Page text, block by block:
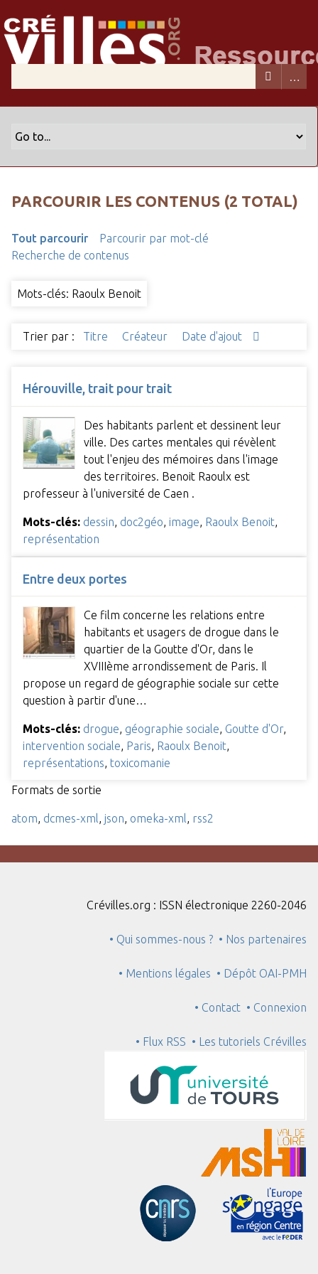
PARCOURIR LES CONTENUS (2 TOTAL)
Tout parcourir
Parcourir par mot-clé
Recherche de contenus
Mots-clés: Raoulx Benoit
Trier par : Titre Créateur Date d'ajout
Hérouville, trait pour trait
Des habitants parlent et dessinent leur
ville. Des cartes mentales qui révèlent
tout l'enjeu des mémoires dans l'image
des territoires. Benoit Raoulx est
professeur à l'université de Caen .
Mots-clés: dessin doc2géo image Raoulx Benoit
représentation
Entre deux portes
Ce film concerne les relations entre
habitants et usagers de drogue dans le
quartier de la Goutte d'Or, dans le
XVIIIème arrondissement de Paris. Il
propose un regard de géographie sociale sur cette
question à partir d'une…
Mots-clés: drogue, géographie sociale, Goutte d'Or,
intervention sociale, Paris, Raoulx Benoit,
représentations, toxicomanie
Formats de sortie
atom, dcmes-xml, json, omeka-xml, rss2
Crévilles.org : ISSN électronique 2260-2046
• Qui sommes-nous ? • Nos partenaires
• Mentions légales • Dépôt OAI-PMH
• Contact • Connexion
• Flux RSS • Les tutoriels Crévilles